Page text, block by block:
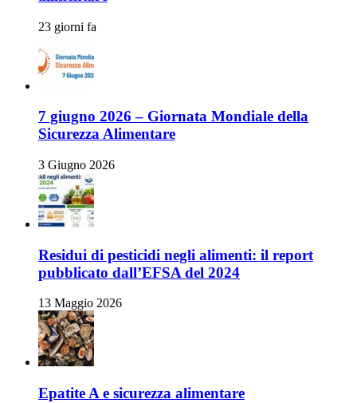
23 giorni fa
7 giugno 2026 – Giornata Mondiale della
Sicurezza Alimentare
3 Giugno 2026
Residui di pesticidi negli alimenti: il report
pubblicato dall’EFSA del 2024
13 Maggio 2026
Epatite A e sicurezza alimentare